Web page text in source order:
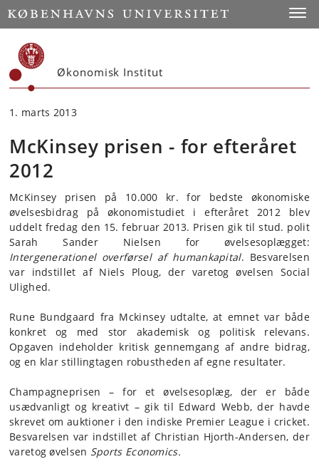
Start
Økonomisk Institut
1. marts 2013
McKinsey prisen - for efteråret
2012
McKinsey prisen på 10.000 kr. for bedste økonomiske
øvelsesbidrag på økonomistudiet i efteråret 2012 blev
uddelt fredag den 15. februar 2013. Prisen gik til stud. polit
Sarah Sander Nielsen for øvelsesoplægget:
Intergenerationel overførsel af humankapital. Besvarelsen
var indstillet af Niels Ploug, der varetog øvelsen Social
Ulighed.
Rune Bundgaard fra Mckinsey udtalte, at emnet var både
konkret og med stor akademisk og politisk relevans.
Opgaven indeholder kritisk gennemgang af andre bidrag,
og en klar stillingtagen robustheden af egne resultater.
Champagneprisen – for et øvelsesoplæg, der er både
usædvanligt og kreativt – gik til Edward Webb, der havde
skrevet om auktioner i den indiske Premier League i cricket.
Besvarelsen var indstillet af Christian Hjorth-Andersen, der
varetog øvelsen Sports Economics.